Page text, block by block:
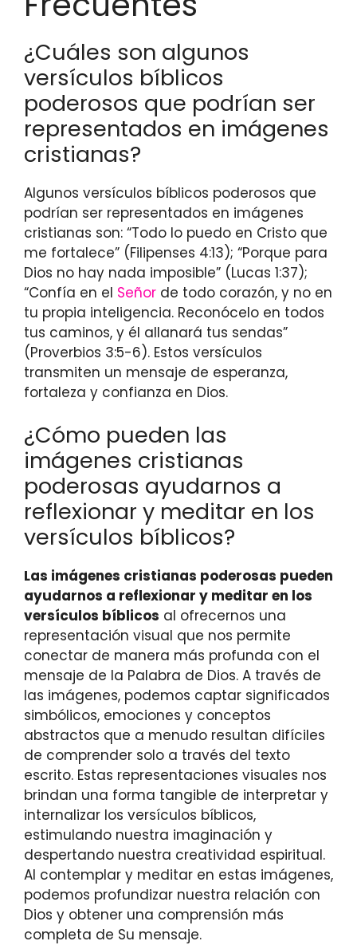
¿Cuáles son algunos
versículos bíblicos
poderosos que podrían ser
representados en imágenes
cristianas?
Algunos versículos bíblicos poderosos que
podrían ser representados en imágenes
cristianas son: “Todo lo puedo en Cristo que
me fortalece” (Filipenses 4:13); “Porque para
Dios no hay nada imposible” (Lucas 1:37);
“Confía en el Señor de todo corazón, y no en
tu propia inteligencia. Reconócelo en todos
tus caminos, y él allanará tus sendas”
(Proverbios 3:5-6). Estos versículos
transmiten un mensaje de esperanza,
fortaleza y confianza en Dios.
¿Cómo pueden las
imágenes cristianas
poderosas ayudarnos a
reflexionar y meditar en los
versículos bíblicos?
Las imágenes cristianas poderosas pueden
ayudarnos a reflexionar y meditar en los
versículos bíblicos al ofrecernos una
representación visual que nos permite
conectar de manera más profunda con el
mensaje de la Palabra de Dios. A través de
las imágenes, podemos captar significados
simbólicos, emociones y conceptos
abstractos que a menudo resultan difíciles
de comprender solo a través del texto
escrito. Estas representaciones visuales nos
brindan una forma tangible de interpretar y
internalizar los versículos bíblicos,
estimulando nuestra imaginación y
despertando nuestra creatividad espiritual.
Al contemplar y meditar en estas imágenes,
podemos profundizar nuestra relación con
Dios y obtener una comprensión más
completa de Su mensaje.